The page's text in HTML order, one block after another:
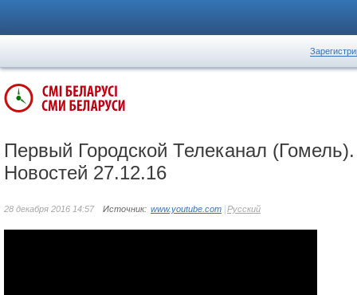
Первый Городской Телеканал
Новостей 27.12.16
28 декабря 2016 14:57 Источник: www.youtube.com Русский